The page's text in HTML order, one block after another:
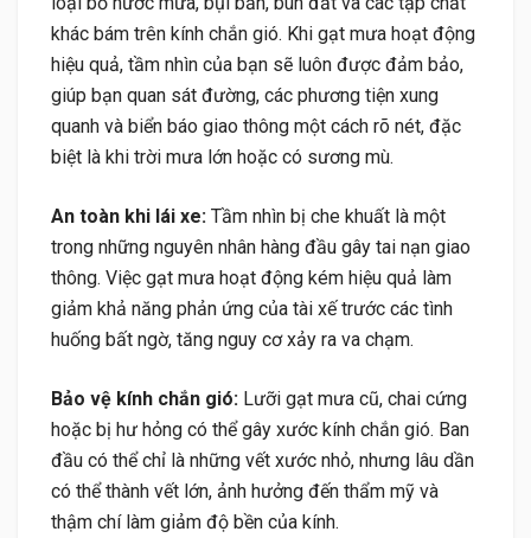
khác bám trên kính chắn gió. Khi gạt mưa hoạt động
hiệu quả, tầm nhìn của bạn sẽ luôn được đảm bảo,
giúp bạn quan sát đường, các phương tiện xung
quanh và biển báo giao thông một cách rõ nét, đặc
biệt là khi trời mưa lớn hoặc có sương mù.
An toàn khi lái xe: Tầm nhìn bị che khuất là một
trong những nguyên nhân hàng đầu gây tai nạn giao
thông. Việc gạt mưa hoạt động kém hiệu quả làm
giảm khả năng phản ứng của tài xế trước các tình
huống bất ngờ, tăng nguy cơ xảy ra va chạm.
Bảo vệ kính chắn gió: Lưỡi gạt mưa cũ, chai cứng
hoặc bị hư hỏng có thể gây xước kính chắn gió. Ban
đầu có thể chỉ là những vết xước nhỏ, nhưng lâu dần
có thể thành vết lớn, ảnh hưởng đến thẩm mỹ và
thậm chí làm giảm độ bền của kính.